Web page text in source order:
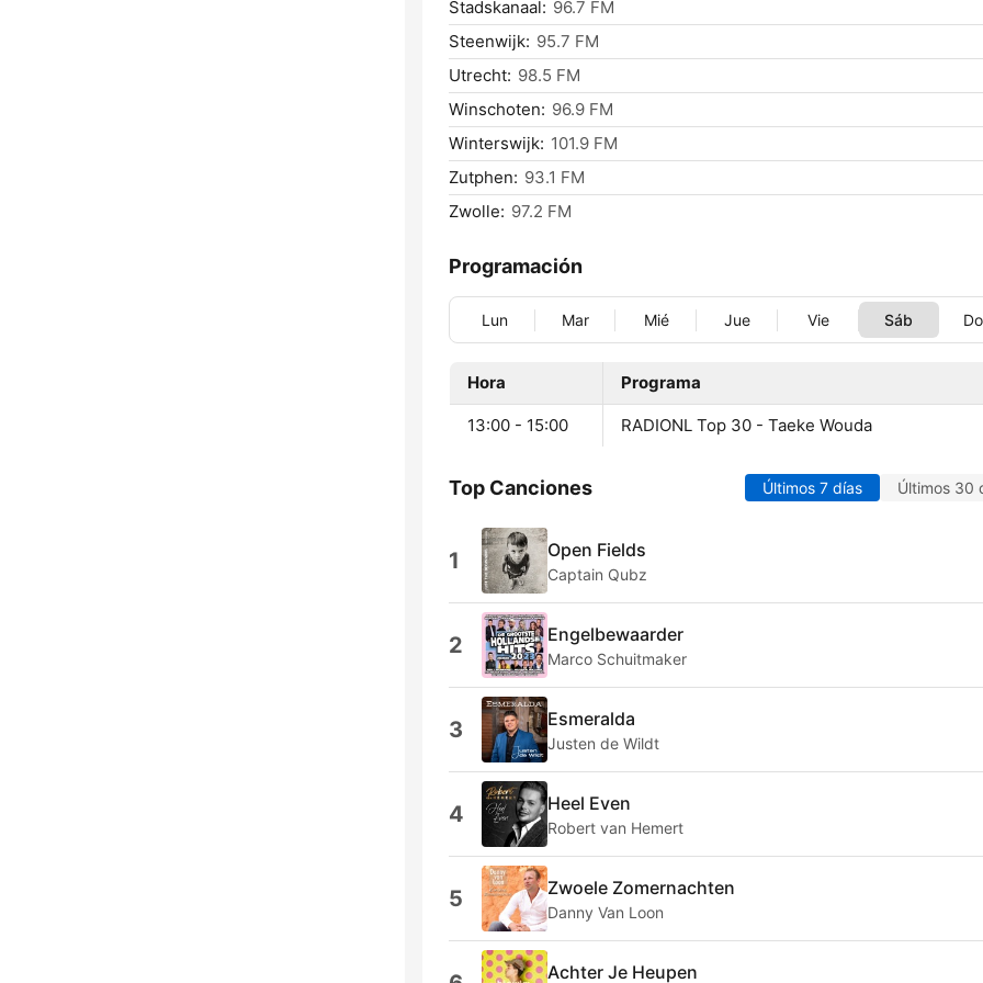
Stadskanaal: 96.7 FM
Steenwijk: 95.7 FM
Utrecht: 98.5 FM
Winschoten: 96.9 FM
Winterswijk: 101.9 FM
Zutphen: 93.1 FM
Zwolle: 97.2 FM
Programación
Lun Mar Mié Jue Vie Sáb
Hora Programa
13:00 - 15:00 RADIONL Top 30 - Taeke Wouda
Top Canciones Últimos 7 días Últimos 30
1 Open Fields
Captain Qubz
2 Engelbewaarder
Marco Schuitmaker
3 Esmeralda
Justen de Wildt
4 Heel Even
Robert van Hemert
5 Zwoele Zomernachten
Danny Van Loon
Achter Je Heupen